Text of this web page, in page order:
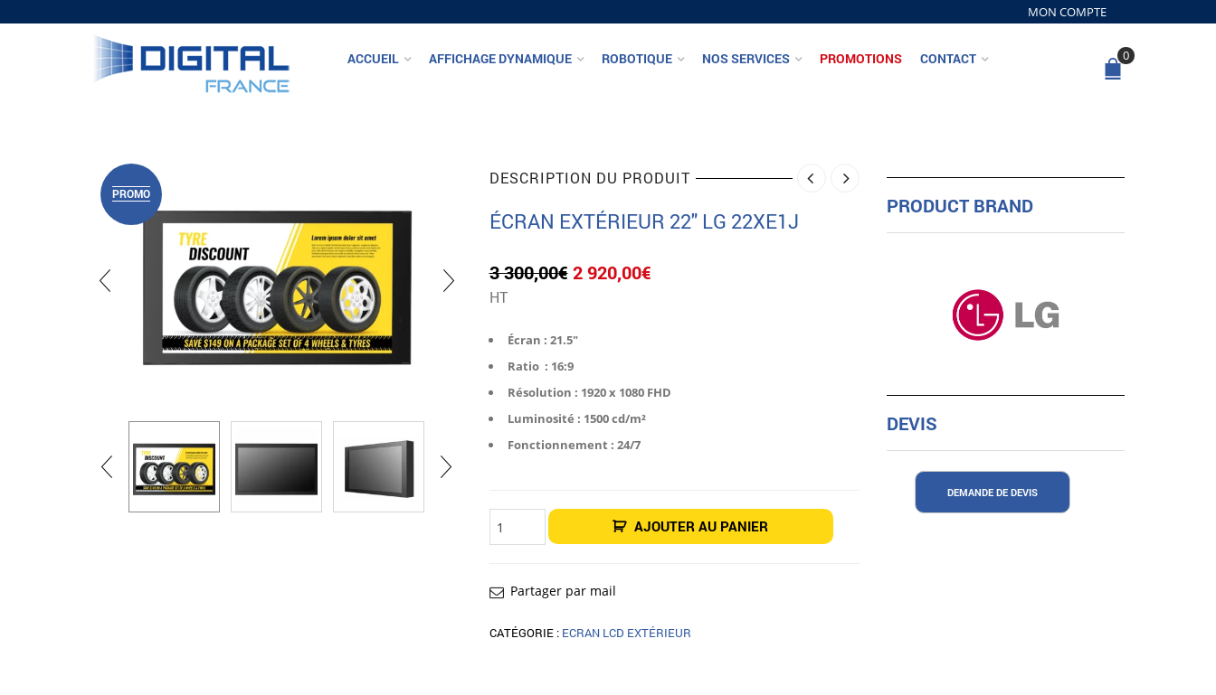
MON COMPTE
ACCUEIL AFFICHAGE DYNAMIQUE ROBOTIQUE NOS SERVICES PROMOTIONS CONTACT 0
PROMO
DESCRIPTION DU PRODUIT
ÉCRAN EXTÉRIEUR 22″ LG 22XE1J
3 300,00€ Le
3
300,00€.
2 920,00€Le
HT
Écran : 21.5″
Ratio : 16:9
Résolution : 1920 x 1080 FHD
Luminosité : 1500 cd/m²
Fonctionnement : 24/7
quantité
de
22XE1J
AJOUTER AU PANIER
Partager par mail
CATÉGORIE : ECRAN LCD EXTÉRIEUR
PRODUCT BRAND
DEVIS
DEMANDE DE DEVIS